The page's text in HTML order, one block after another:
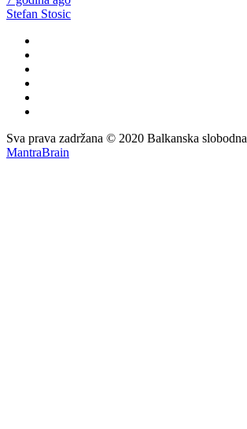
Stefan Stosic
Sva prava zadržana © 2020 Balkanska
MantraBrain